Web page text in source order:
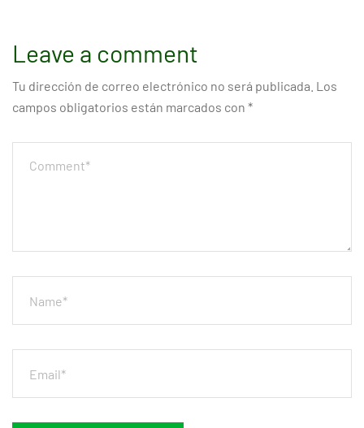
Leave a comment
Tu dirección de correo electrónico no será publicada. Los
campos obligatorios están marcados con *